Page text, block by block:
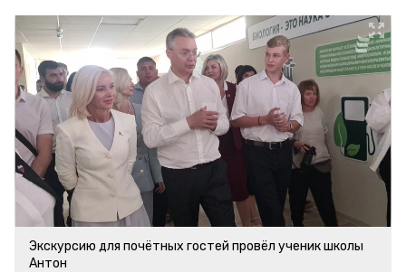
Экскурсию для почётных гостей провёл ученик школы
Антон